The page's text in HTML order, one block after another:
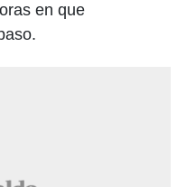
en que